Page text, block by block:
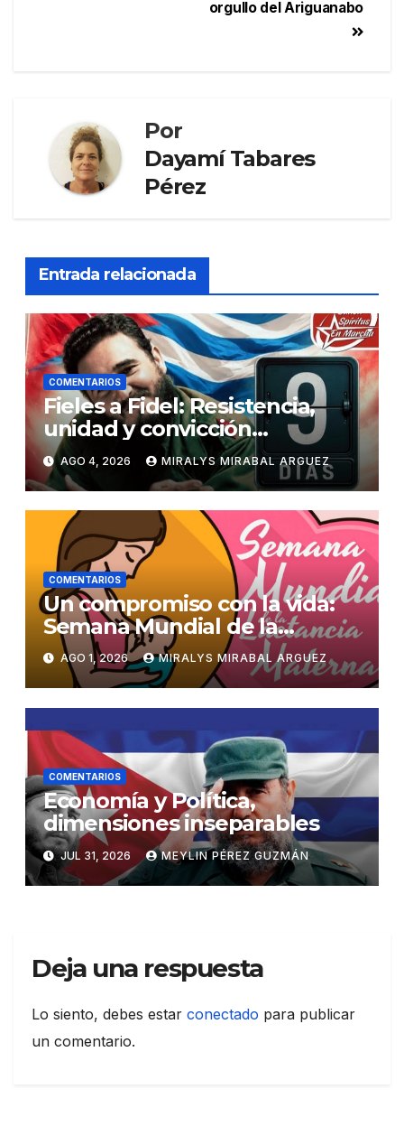
orgullo del Ariguanabo
Por
Dayamí Tabares
Pérez
Entrada relacionada
COMENTARIOS
Fieles a Fidel: Resistencia,
unidad y convicción
revolucionaria
AGO 4, 2026 MIRALYS MIRABAL ARGUEZ
COMENTARIOS
Un compromiso con la vida:
Semana Mundial de la
Lactancia Materna
AGO 1, 2026 MIRALYS MIRABAL ARGUEZ
COMENTARIOS
Economía y Política,
dimensiones inseparables
JUL 31, 2026 MEYLIN PÉREZ GUZMÁN
Deja una respuesta
Lo siento, debes estar conectado para publicar
un comentario.